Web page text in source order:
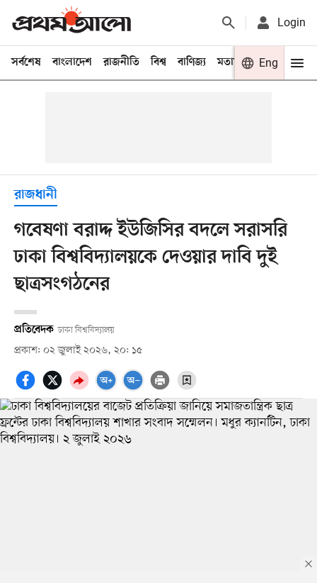
Login
সর্বশেষ বাংলাদেশ রাজনীতি বিশ্ব বাণিজ্য মতামত খেলা
Eng
রাজধানী
গবেষণা বরাদ্দ ইউজিসির বদলে সরাসরি
ঢাকা বিশ্ববিদ্যালয়কে দেওয়ার দাবি দুই
ছাত্রসংগঠনের
প্রতিবেদক ঢাকা বিশ্ববিদ্যালয়
প্রকাশ: ০২ জুলাই ২০২৬, ২০: ১৫